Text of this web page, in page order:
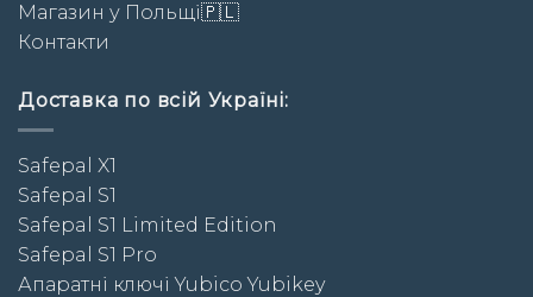
Магазин у Польщі🇵🇱
Контакти
Доставка по всій Україні:
Safepal X1
Safepal S1
Safepal S1 Limited Edition
Safepal S1 Pro
Апаратні ключі Yubico Yubikey